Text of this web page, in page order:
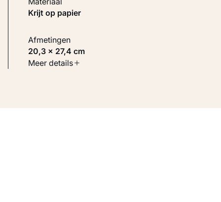
Krijt op papier
Afmetingen
20,3 × 27,4 cm
Soort werk
Meer details